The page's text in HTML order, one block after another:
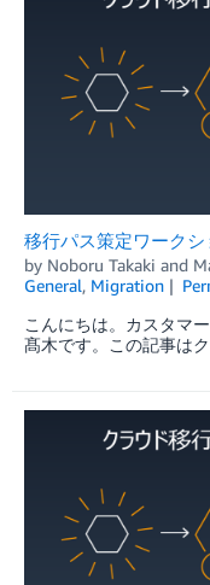
移行パス策定ワーク
by Noboru Takaki and
General, Migration
こんにちは。カスタマ
髙木です。この記事は